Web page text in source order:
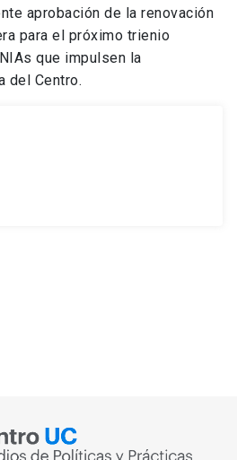
aprobación de la renovación
para el próximo trienio
que impulsen la
del Centro.